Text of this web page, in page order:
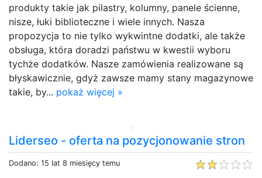
produkty takie jak pilastry, kolumny, panele ścienne,
nisze, łuki biblioteczne i wiele innych. Nasza
propozycja to nie tylko wykwintne dodatki, ale także
obsługa, która doradzi państwu w kwestii wyboru
tychże dodatków. Nasze zamówienia realizowane są
błyskawicznie, gdyż zawsze mamy stany magazynowe
takie, by... pokaż więcej »
Liderseo - oferta na pozycjonowanie stron
Dodano: 15 lat 8 miesięcy temu